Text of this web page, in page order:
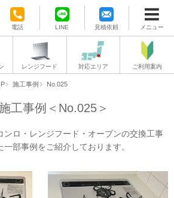
電話 LINE 見積依頼 メニュー
レンジフード 対応エリア ご利用案内
施工事例 No.025
工事例＜No.025＞
ンロ・レンジフード・オーブンの交換工事
部事例をご紹介しております。